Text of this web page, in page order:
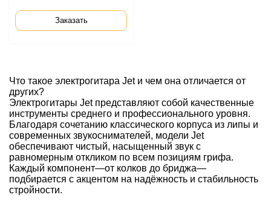
Заказать
Что такое электрогитара Jet и чем она отличается от
других?
Электрогитары Jet представляют собой качественные
инструменты среднего и профессионального уровня.
Благодаря сочетанию классического корпуса из липы и
современных звукоснимателей, модели Jet
обеспечивают чистый, насыщенный звук с
равномерным откликом по всем позициям грифа.
Каждый компонент—от колков до бриджа—
подбирается с акцентом на надёжность и стабильность
стройности.